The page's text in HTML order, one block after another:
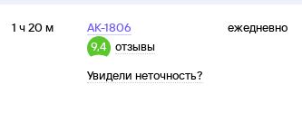
1 ч 20 м
АК-1806
9,4
отзывы
Увидели неточность?
ежедневно